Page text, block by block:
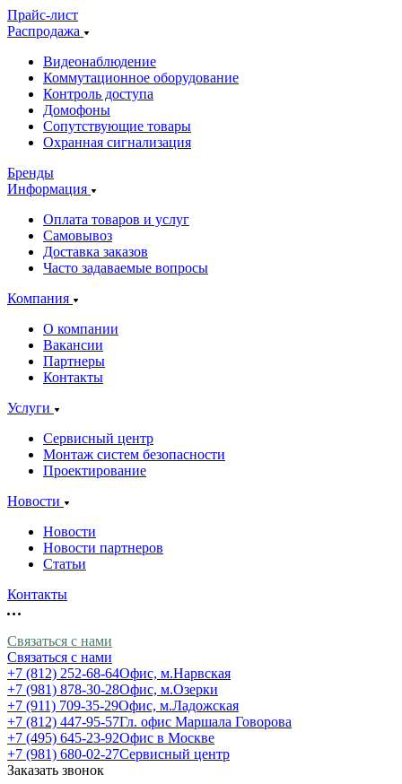
Прайс-лист
Распродажа
Видеонаблюдение
Коммутационное оборудование
Контроль доступа
Домофоны
Сопутствующие товары
Охранная сигнализация
Бренды
Информация
Оплата товаров и услуг
Самовывоз
Доставка заказов
Часто задаваемые вопросы
Компания
О компании
Вакансии
Партнеры
Контакты
Услуги
Сервисный центр
Монтаж систем безопасности
Проектирование
Новости
Новости
Новости партнеров
Статьи
Контакты
Связаться с нами
Связаться с нами
+7 (812) 252-68-64Офис, м.Нарвская
+7 (981) 878-30-28Офис, м.Озерки
+7 (911) 709-35-29Офис, м.Ладожская
+7 (812) 447-95-57Гл. офис Маршала Говорова
+7 (495) 645-23-92Офис в Москве
+7 (981) 680-02-27Сервисный центр
Заказать звонок